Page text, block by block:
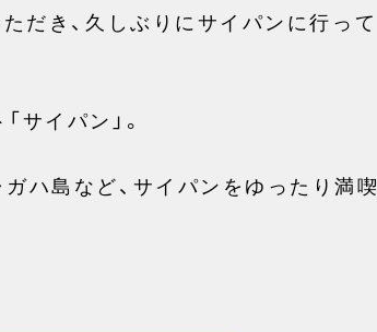
だき、久しぶりにサイパンに行って
イパン」。
ハ島など、サイパンをゆったり満喫